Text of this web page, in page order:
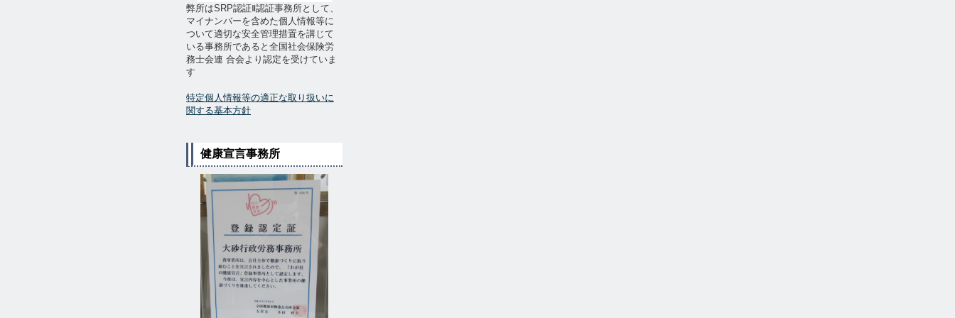
弊所はSRP認証Ⅱ認証事務所として、
マイナンバーを含めた個人情報等に
ついて適切な安全管理措置を講じて
いる事務所であると全国社会保険労
務士会連 合会より認定を受けていま
す
特定個人情報等の適正な取り扱いに
関する基本方針
健康宣言事務所